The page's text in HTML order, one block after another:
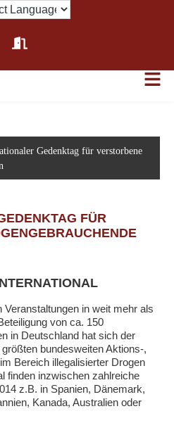
Gedenktag für verstorbene
FÜR
Veranstaltungen in weit mehr als
von ca. 150
in Deutschland hat sich der
bundesweiten Aktions-,
Bereich illegalisierter Drogen
finden inzwischen zahlreiche
z.B. in Spanien, Dänemark,
Kanada, Australien oder